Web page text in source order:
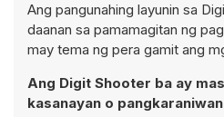
Ang pangunahing layunin sa
daanan sa pamamagitan ng
may tema ng pera gamit ang
Ang Digit Shooter ba ay
kasanayan o